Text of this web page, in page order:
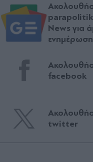
News για
ενημέρωση
facebook
twitter